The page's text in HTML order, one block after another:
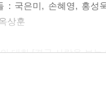
: 국은미, 손혜영, 홍
상훈
대화 [결국 사람을 보는